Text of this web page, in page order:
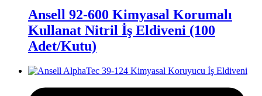
Ansell 92-600 Kimyasal Korumalı
Kullanat Nitril İş Eldiveni (100
Adet/Kutu)